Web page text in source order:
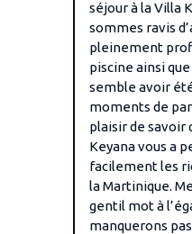
séjour à la Villa
sommes ravis
pleinement
piscine ainsi
semble avoir
moments de
plaisir de savoir
Keyana vous a
facilement les
la Martinique.
gentil mot à
manquerons